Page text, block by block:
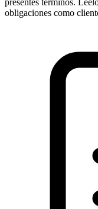
presentes términos.
obligaciones como